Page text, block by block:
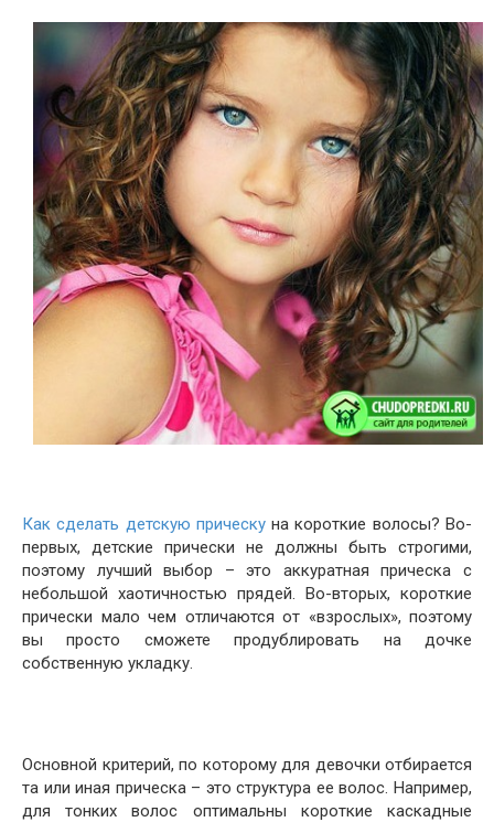
Как сделать детскую прическуна короткие волосы? Во-
первых, детские прически не должны быть строгими,
поэтому лучший выбор – это аккуратная прическа с
небольшой хаотичностью прядей. Во-вторых, короткие
прически мало чем отличаются от «взрослых», поэтому
вы просто сможете продублировать на дочке
собственную укладку.
Основной критерий, по которому для девочки отбирается
та или иная прическа – это структура ее волос. Например,
для тонких волос оптимальны короткие каскадные